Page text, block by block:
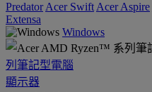
Predator Acer Swift Acer Aspire
Extensa
Windows
列筆記型電腦
顯示器